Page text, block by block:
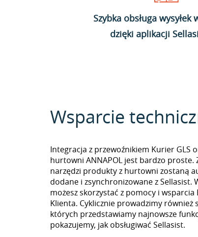
Szybka obsługa wysyłek
dzięki aplikacji
Wsparcie
Integracja z przewoźnikiem Kurier GLS
hurtowni ANNAPOL jest bardzo proste.
narzędzi produkty z hurtowni zostaną
dodane i zsynchronizowane z Sellasist.
możesz skorzystać z pomocy i wsparcia
Klienta. Cyklicznie prowadzimy również
których przedstawiamy najnowsze
pokazujemy, jak obsługiwać Sellasist.